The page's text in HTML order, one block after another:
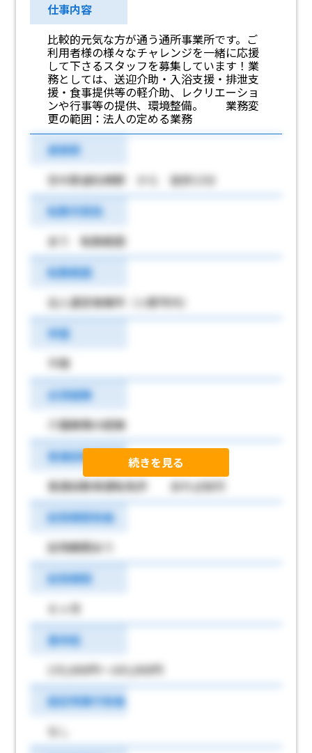
仕事内容
比較的元気な方が通う通所事業所です。ご
利用者様の様々なチャレンジを一緒に応援
して下さるスタッフを募集しています！業
務としては、送迎介助・入浴支援・排泄支
援・食事提供等の軽介助、レクリエーショ
ンや行事等の提供、環境整備。 業務変
更の範囲：法人の定める業務
最寄駅
甘木鉄道松崎駅 から 徒歩13分
転勤可能性
あり 転勤範囲
転勤範囲
法人運営事業所（小郡市内）
学歴
不問
必須経験
介護業務の経験
普通自動車免許
普通自動車運転免許 あれば尚可
試用期間有無
試用期間あり
試用期間
６ヶ月
基本給
155,000円～165,000円
固定残業代有無
なし
続きを見る